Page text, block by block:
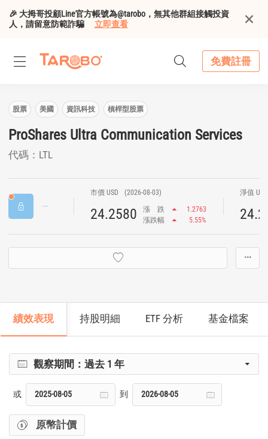
🎉 大拇哥投顧Line官方帳號為@tarobo，無其他群組接觸投資
人，請留意防範詐騙
立即查看
免費註冊
股票 美國 資訊科技 槓桿型股票
ProShares Ultra Communication Services
代碼：LTL
市價 USD (2026-08-03)
24.2580 漲 跌
1.2763
漲跌幅
5.55%
淨值
···
績效表現 持股明細 ETF 分析 基金檔案
觀察期間：過去 1 年
或 到
原幣計價